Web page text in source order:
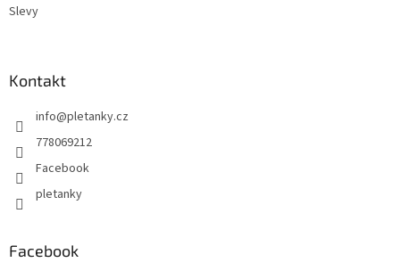
Slevy
Kontakt
info@pletanky.cz
778069212
Facebook
pletanky
Facebook